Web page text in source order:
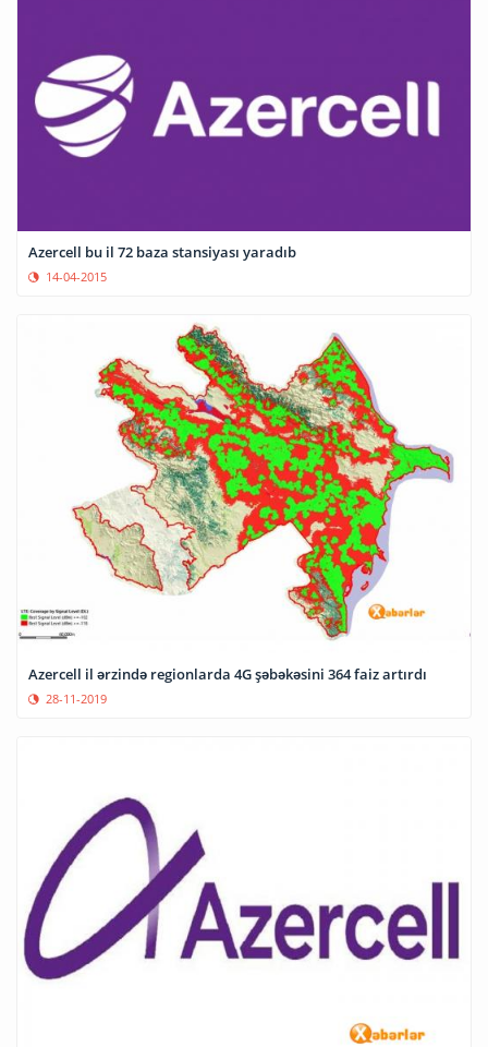
Azercell bu il 72 baza stansiyası yaradıb
14-04-2015
Azercell il ərzində regionlarda 4G şəbəkəsini 364 faiz artırdı
28-11-2019